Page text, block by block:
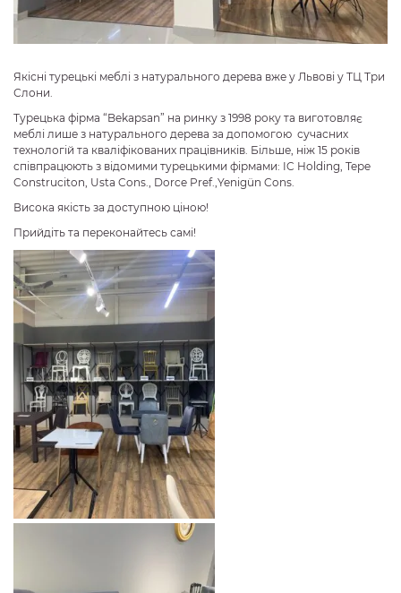
Якісні турецькі меблі з натурального дерева вже у Львові у ТЦ Три
Слони.
Турецька фірма “Bekapsan” на ринку з 1998 року та виготовляє
меблі лише з натурального дерева за допомогою сучасних
технологій та кваліфікованих працівників. Більше, ніж 15 років
співпрацюють з відомими турецькими фірмами: IC Holding, Tepe
Construciton, Usta Cons., Dorce Pref.,Yenigün Cons.
Висока якість за доступною ціною!
Прийдіть та переконайтесь самі!